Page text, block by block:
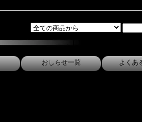
おしらせ一覧 よくあ